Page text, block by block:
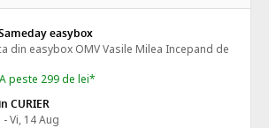
easybox
din easybox OMV Vasile Milea Incepand de
peste 299 de lei*
CURIER
Vi, 14 Aug